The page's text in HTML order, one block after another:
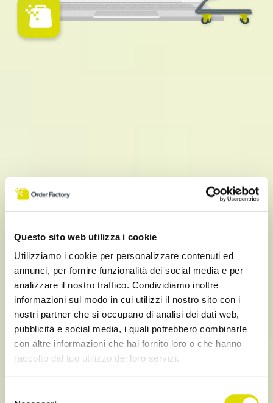
Questo sito web utilizza i cookie
Utilizziamo i cookie per personalizzare contenuti ed
annunci, per fornire funzionalità dei social media e per
analizzare il nostro traffico. Condividiamo inoltre
informazioni sul modo in cui utilizzi il nostro sito con i
nostri partner che si occupano di analisi dei dati web,
pubblicità e social media, i quali potrebbero combinarle
con altre informazioni che hai fornito loro o che hanno
raccolto dal tuo utilizzo dei loro servizi.